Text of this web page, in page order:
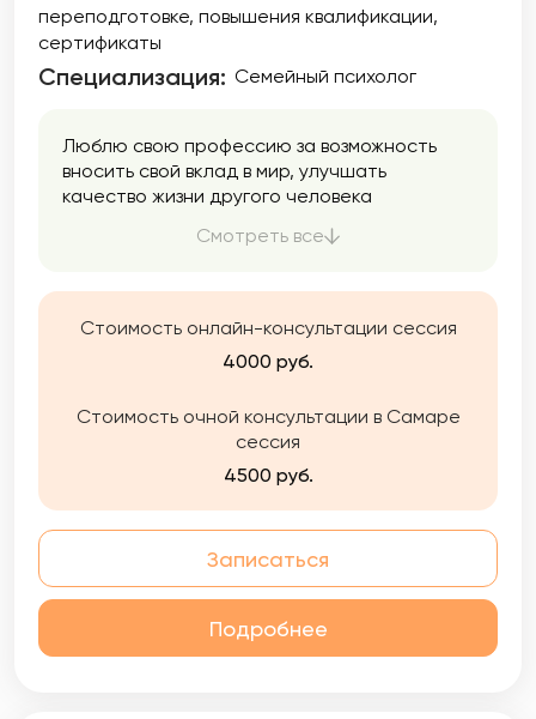
переподготовке повышения квалификации
сертификаты
Специализация: Семейный психолог
Люблю свою профессию за возможность
вносить свой вклад в мир, улучшать
качество жизни другого человека
отношений. Если Вы нуждаетесь в помощи,
приходите!
Смотреть все
Стоимость онлайн-консультации сессия
4000 руб.
Стоимость очной консультации в Самаре
сессия
4500 руб.
Записаться
Подробнее